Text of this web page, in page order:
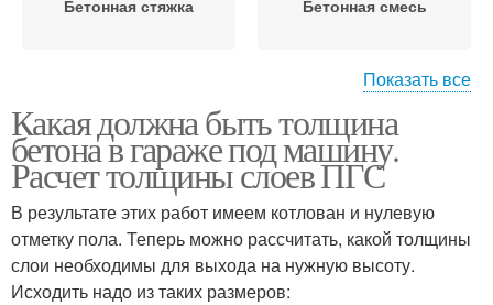
Бетонная стяжка Бетонная смесь
бетонной смеси
Показать все
Какая должна быть толщина
бетона в гараже под машину.
Расчет толщины слоев ПГС
В результате этих работ имеем котлован и нулевую
отметку пола. Теперь можно рассчитать, какой толщины
слои необходимы для выхода на нужную высоту.
Исходить надо из таких размеров: